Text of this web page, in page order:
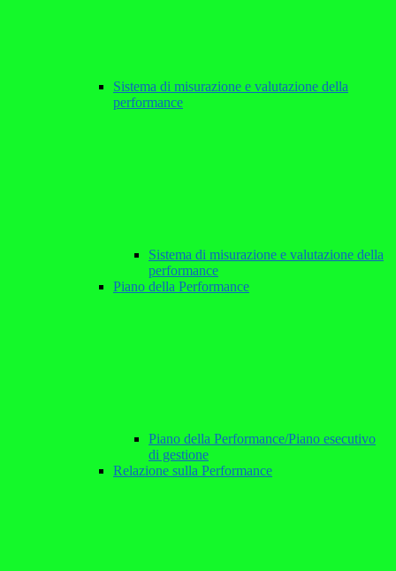
Sistema di misurazione e valutazione della
performance
Sistema di misurazione e valutazione della
performance
Piano della Performance
Piano della Performance/Piano esecutivo
di gestione
Relazione sulla Performance